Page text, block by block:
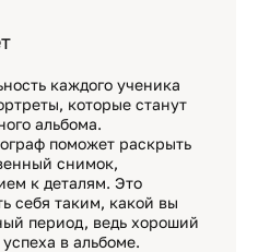
каждого ученика
которые станут
альбома.
поможет раскрыть
снимок,
к деталям. Это
себя таким, какой вы
период, ведь хороший
в альбоме.